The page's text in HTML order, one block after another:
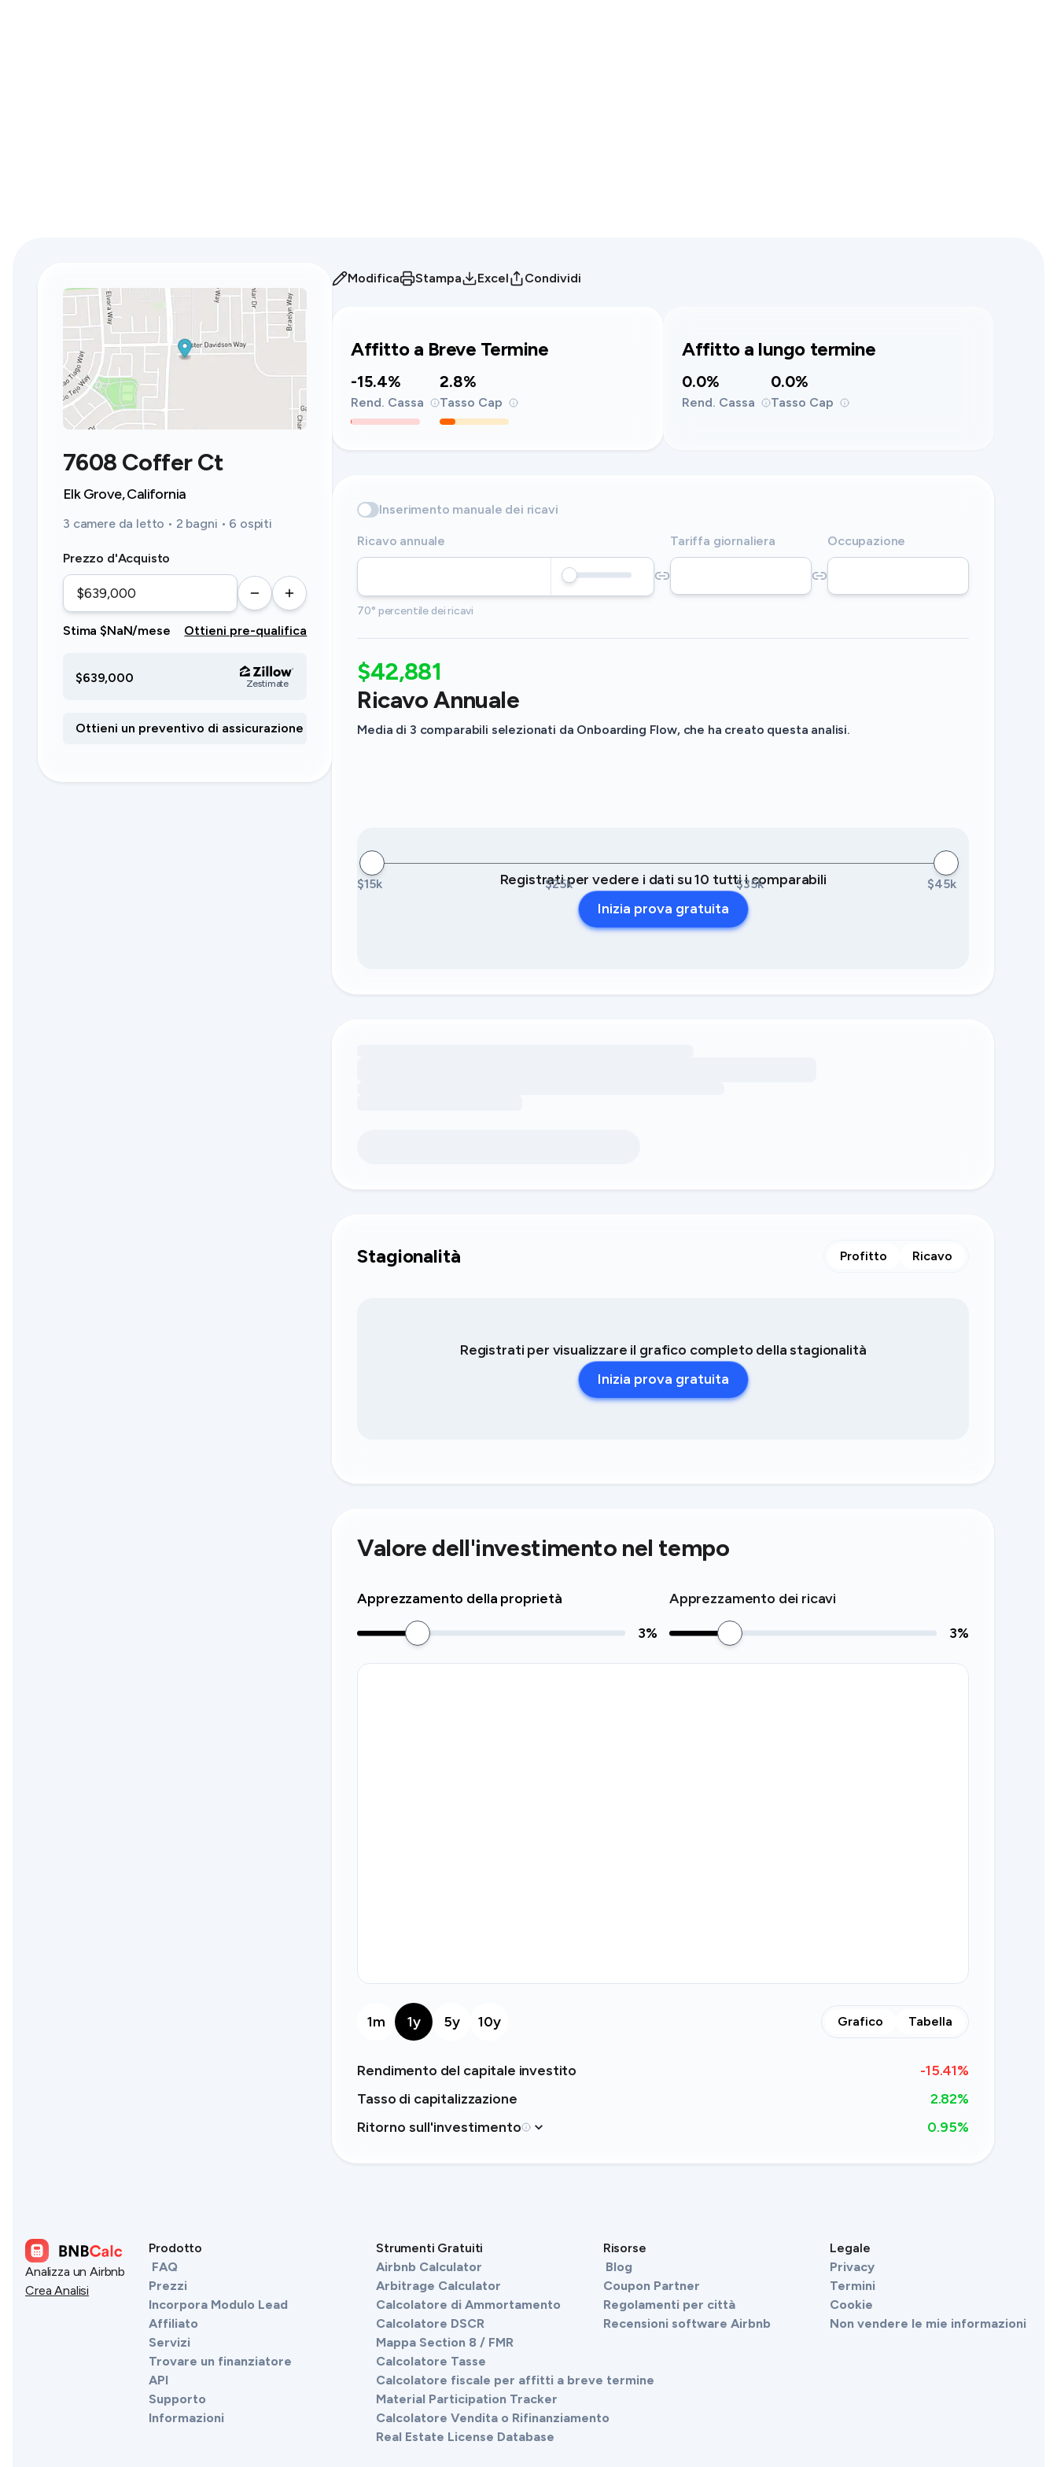
7608 Coffer Ct
Elk Grove, California
3 camere da letto • 2 bagni • 6 ospiti
Prezzo d'Acquisto
Stima $NaN/mese Ottieni pre-qualifica
$639,000 Zestimate
Modifica Stampa Excel Condividi
Affitto a Breve Termine
-15.4%
Rend. Cassa
2.8%
Tasso Cap
Affitto a lungo termine
0.0%
Rend. Cassa
0.0%
Tasso Cap
Inserimento manuale dei ricavi
Ricavo annuale Tariffa giornaliera Occupazione
70° percentile dei ricavi
$42,881
Ricavo Annuale
Media di 3 comparabili selezionati da Onboarding Flow, che ha creato questa analisi.
$15k $25k $35k $45k
Registrati per vedere i dati su 10 tutti i comparabili
Inizia prova gratuita
Stagionalità Profitto Ricavo
Registrati per visualizzare il grafico completo della stagionalità
Inizia prova gratuita
Valore dell'investimento nel tempo
Apprezzamento della proprietà
3%
Apprezzamento dei ricavi
3%
1m 1y 5y 10y Grafico Tabella
Rendimento del capitale investito -15.41%
Tasso di capitalizzazione
2.82%
Ritorno sull'investimento
0.95%
Analizza un Airbnb
Crea Analisi
Prodotto
FAQ
Prezzi
Incorpora Modulo Lead
Affiliato
Servizi
Trovare un finanziatore
API
Supporto
Informazioni
Strumenti Gratuiti
Airbnb Calculator
Arbitrage Calculator
Calcolatore di Ammortamento
Calcolatore DSCR
Mappa Section 8 / FMR
Calcolatore Tasse
Calcolatore fiscale per affitti a breve termine
Material Participation Tracker
Calcolatore Vendita o Rifinanziamento
Real Estate License Database
Risorse
Blog
Coupon Partner
Regolamenti per città
Recensioni software Airbnb
Legale
Privacy
Termini
Cookie
Non vendere le mie informazioni